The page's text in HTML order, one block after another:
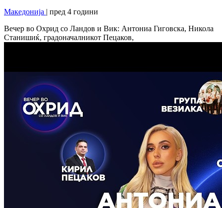
Македонија | пред 4 години
Вечер во Охрид со Ландов и Вик: Антониа Гиговска, Никола
Станишиќ, градоначалникот Пецаков,